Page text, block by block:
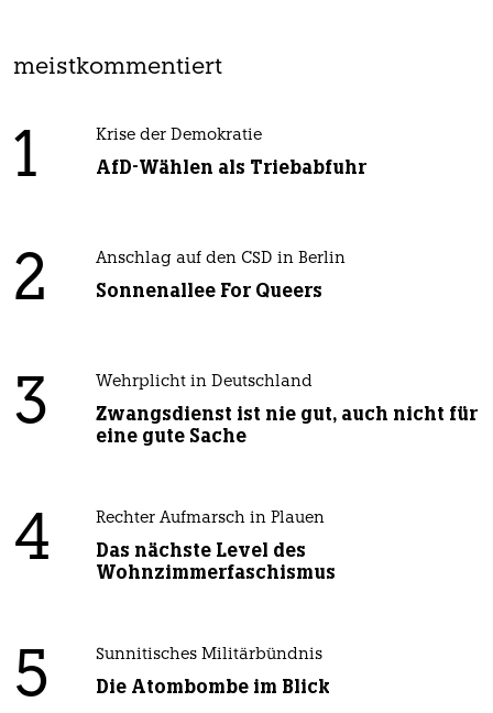
meistkommentiert
1 Krise der Demokratie
AfD-Wählen als Triebabfuhr
2 Anschlag auf den CSD in Berlin
Sonnenallee For Queers
3 Wehrplicht in Deutschland
Zwangsdienst ist nie gut, auch nicht für
eine gute Sache
4 Rechter Aufmarsch in Plauen
Das nächste Level des
Wohnzimmerfaschismus
5 Sunnitisches Militärbündnis
Die Atombombe im Blick